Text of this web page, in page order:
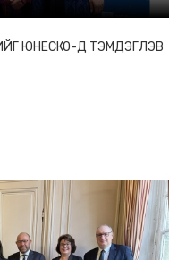
ЮНЕСКО-Д ТЭМДЭГЛЭВ